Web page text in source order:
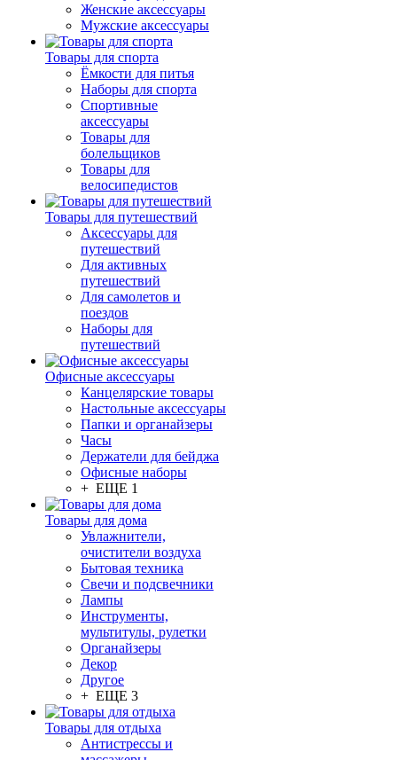
Женские аксессуары
Мужские аксессуары
Товары для спорта
Ёмкости для питья
Наборы для спорта
Спортивные
аксессуары
Товары для
болельщиков
Товары для
велосипедистов
Товары для путешествий
Аксессуары для
путешествий
Для активных
путешествий
Для самолетов и
поездов
Наборы для
путешествий
Офисные аксессуары
Канцелярские товары
Настольные аксессуары
Папки и органайзеры
Часы
Держатели для бейджа
Офисные наборы
+ ЕЩЕ 1
Товары для дома
Увлажнители,
очистители воздуха
Бытовая техника
Свечи и подсвечники
Лампы
Инструменты,
мультитулы, рулетки
Органайзеры
Декор
Другое
+ ЕЩЕ 3
Товары для отдыха
Антистрессы и